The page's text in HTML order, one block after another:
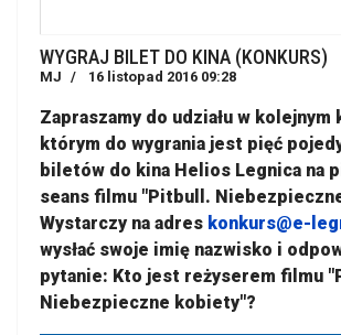
WYGRAJ BILET DO KINA (KONKURS)
MJ 16 listopad 2016 09:28
Zapraszamy do udziału w
którym do wygrania jest pięć
biletów do kina Helios Legnica na
seans filmu "Pitbull.
Wystarczy na adres konkurs@e-
wysłać swoje imię nazwisko i
pytanie: Kto jest reżyserem filmu
Niebezpieczne kobiety"?